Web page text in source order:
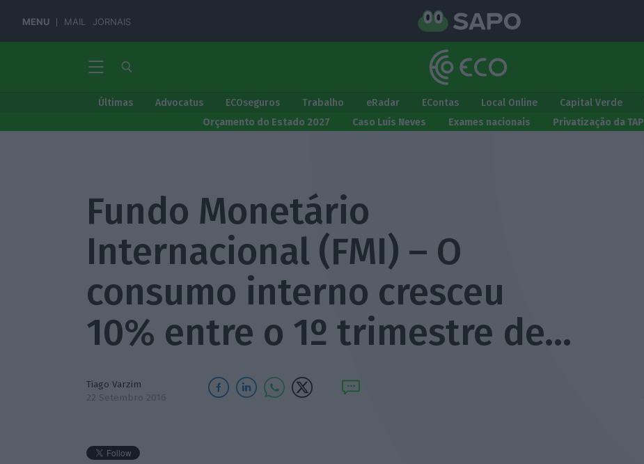
MENU MAIL JORNAIS
Últimas Advocatus ECOseguros Trabalho eRadar EContas Local Online Capital Verde
Orçamento do Estado 2027
Caso Luís Neves Exames nacionais Privatização da TAP
Fundo Monetário
Internacional (FMI) – O
consumo interno cresceu
10% entre o 1º trimestre de…
Tiago Varzim
22 Setembro 2016